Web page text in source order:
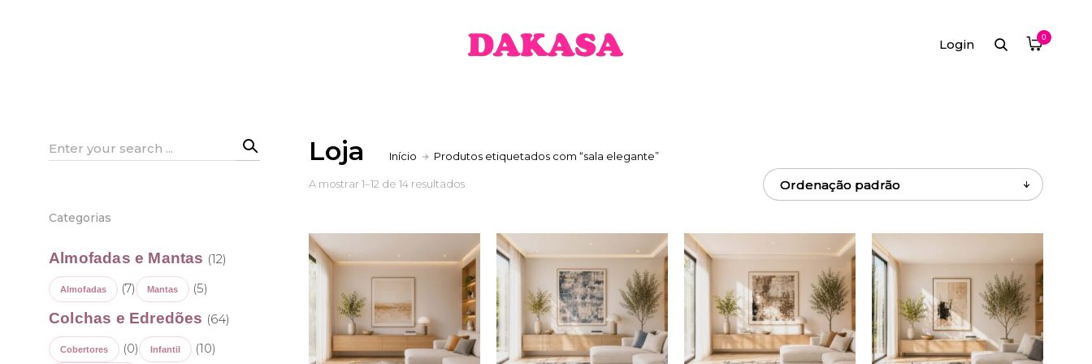
Login 0
Loja Início Produtos etiquetados com “sala elegante”
A mostrar 1–12 de 14 resultados
Search
Categorias
Almofadas e Mantas (12)
Almofadas (7) Mantas (5)
Colchas e Edredões (64)
Cobertores (0) Infantil (10)